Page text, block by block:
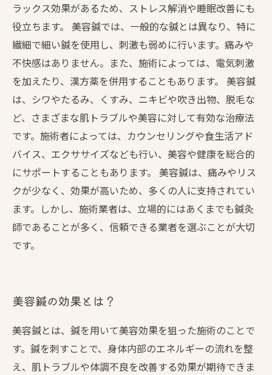
ラックス効果があるため、ストレス解消や睡眠改善にも
役立ちます。 美容鍼では、一般的な鍼とは異なり、特に
繊細で細い鍼を使用し、刺激も弱めに行います。痛みや
不快感はありません。また、施術によっては、電気刺激
を加えたり、漢方薬を併用することもあります。 美容鍼
は、シワやたるみ、くすみ、ニキビや吹き出物、脱毛な
ど、さまざまな肌トラブルや美容に対して有効な治療法
です。施術者によっては、カウンセリングや食生活アド
バイス、エクササイズなども行い、美容や健康を総合的
にサポートすることもあります。 美容鍼は、痛みやリス
クが少なく、効果が高いため、多くの人に支持されてい
ます。しかし、施術業者は、立場的にはあくまでも鍼灸
師であることが多く、信頼できる業者を選ぶことが大切
です。
美容鍼の効果とは？
美容鍼とは、鍼を用いて美容効果を狙った施術のことで
す。鍼を刺すことで、身体内部のエネルギーの流れを整
え、肌トラブルや体調不良を改善する効果が期待できま